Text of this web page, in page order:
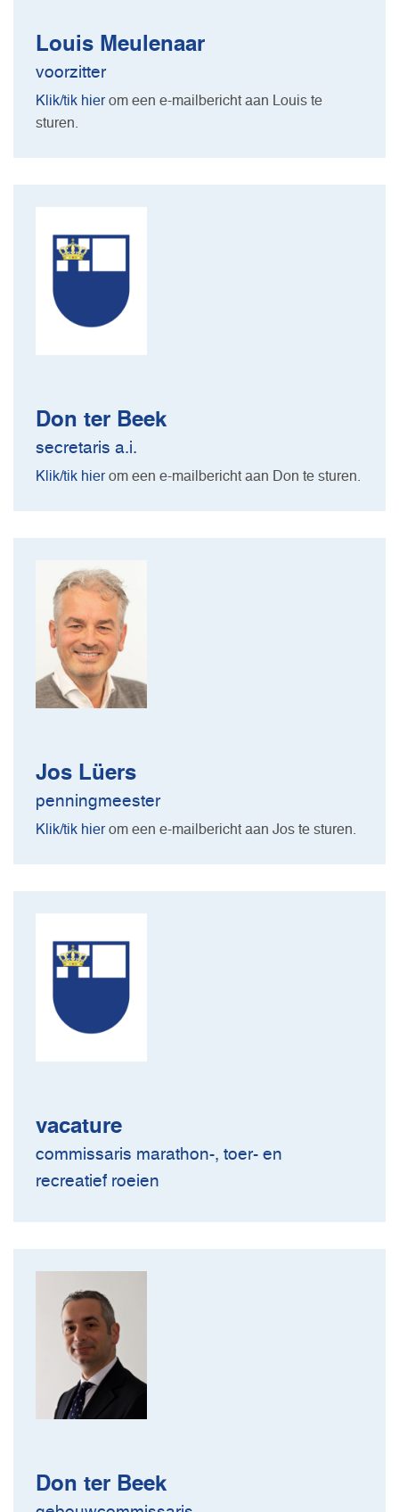
Louis Meulenaar
voorzitter
Klik/tik hierom een e-mailbericht aan Louis te
sturen.
Don ter Beek
secretaris a.i.
Klik/tik hierom een e-mailbericht aan Don te sturen.
Jos Lüers
penningmeester
Klik/tik hierom een e-mailbericht aan Jos te sturen.
vacature
commissaris marathon-, toer- en
recreatief roeien
Don ter Beek